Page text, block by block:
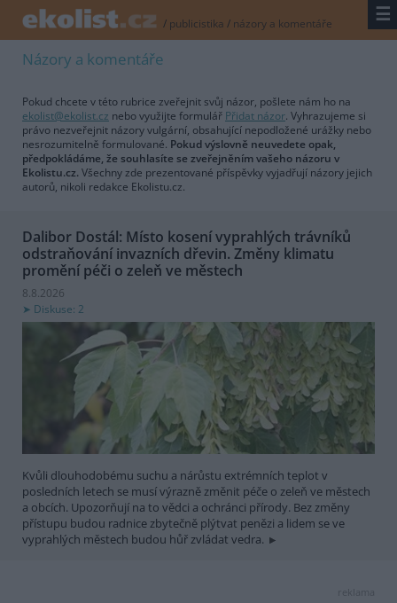
/ publicistika / názory a komentáře ☰
Názory a komentáře
Pokud chcete v této rubrice zveřejnit svůj názor, pošlete nám ho na
ekolist@ekolist.cz nebo využijte formulář Přidat názor. Vyhrazujeme si
právo nezveřejnit názory vulgární, obsahující nepodložené urážky nebo
nesrozumitelně formulované. Pokud výslovně neuvedete opak,
předpokládáme, že souhlasíte se zveřejněním vašeho názoru v
Ekolistu.cz. Všechny zde prezentované příspěvky vyjadřují názory jejich
autorů, nikoli redakce Ekolistu.cz.
Dalibor Dostál: Místo kosení vyprahlých trávníků
odstraňování invazních dřevin. Změny klimatu
promění péči o zeleň ve městech
8.8.2026
Diskuse: 2
Kvůli dlouhodobému suchu a nárůstu extrémních teplot v
posledních letech se musí výrazně změnit péče o zeleň ve městech
a obcích. Upozorňují na to vědci a ochránci přírody. Bez změny
přístupu budou radnice zbytečně plýtvat penězi a lidem se ve
vyprahlých městech budou hůř zvládat vedra.
reklama